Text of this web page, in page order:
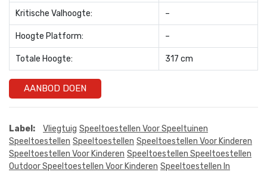
Kritische Valhoogte: –
Hoogte Platform: –
Totale Hoogte: 317 cm
AANBOD DOEN
Label: Vliegtuig Speeltoestellen Voor Speeltuinen
Speeltoestellen Speeltoestellen Speeltoestellen Voor Kinderen
Speeltoestellen Voor Kinderen Speeltoestellen Speeltoestellen
Outdoor Speeltoestellen Voor Kinderen Speeltoestellen In